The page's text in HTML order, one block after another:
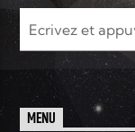
MENU